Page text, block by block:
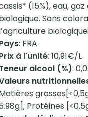
(15%), eau,
Sans
biologique
: FRA
à l'unité: 10,91€/L
alcool (%): 0,0
Protéines